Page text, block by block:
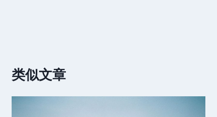
类似文章